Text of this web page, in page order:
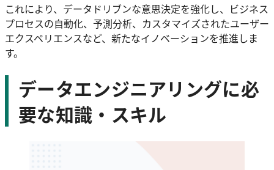
これにより、データドリブンな意思決定を強化し、ビジネス
プロセスの自動化、予測分析、カスタマイズされたユーザー
エクスペリエンスなど、新たなイノベーションを推進しま
す。
データエンジニアリングに必
要な知識・スキル